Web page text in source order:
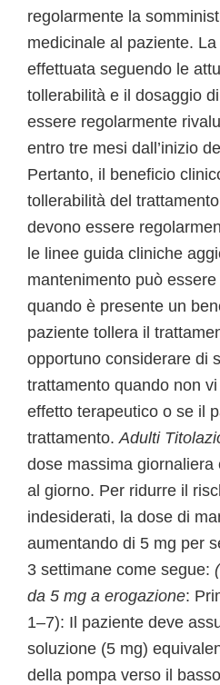
regolarmente la
medicinale al paziente.
effettuata seguendo le
tollerabilità e il dosaggio
essere regolarmente
entro tre mesi dall’inizio
Pertanto, il beneficio
tollerabilità del
devono essere
le linee guida cliniche
mantenimento può
quando è presente un
paziente tollera il
opportuno considerare di
trattamento quando non
effetto terapeutico o se il
trattamento.Adulti
dose massima
al giorno. Per ridurre il
indesiderati, la dose di
aumentando di 5 mg per
3 settimane come segue:
da 5 mg a erogazione:
1–7): Il paziente deve
soluzione (5 mg)
della pompa verso il